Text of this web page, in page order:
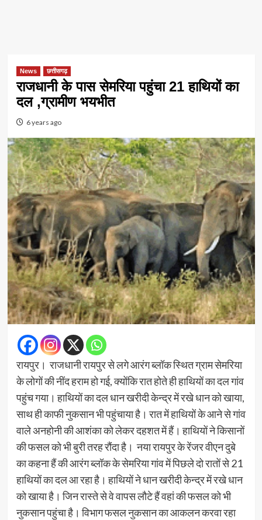
News छत्तीसगढ़
राजधानी के पास सेमरिया पहुंचा 21 हाथियों का
दल ,ग्रामीण भयभीत
6 years ago
रायपुर। राजधानी रायपुर से लगे आरंग ब्लॉक स्थित ग्राम सेमरिया
के लोगों की नींद हराम हो गई, क्योंकि रात होते ही हाथियों का दल गांव
पहुंच गया। हाथियों का दल धान खरीदी केन्द्र में रखे धान को खाया,
साथ ही काफी नुकसान भी पहुंचाया है। रात में हाथियों के आने से गांव
वाले अनहोनी की आशंका को लेकर दहशत में हैं। हाथियों ने किसानों
की फसल को भी बुरी तरह रौंदा है। नया रायपुर के रेंजर वीएन दुबे
का कहना हैं की आरंग ब्लॉक के सेमरिया गांव में पिछले दो रातों से 21
हाथियों का दल आ रहा है। हाथियों ने धान खरीदी केन्द्र में रखे धान
को खाया है। जिन रास्ते से वे वापस लौटे हैं वहां की फसल को भी
नुकसान पहुंचा है। विभाग फसल नुकसान का आकलन करवा रहा